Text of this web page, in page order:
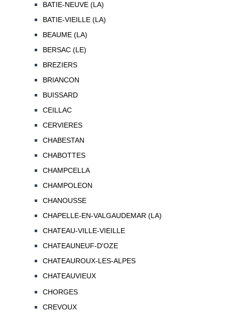
BATIE-NEUVE (LA)
BATIE-VIEILLE (LA)
BEAUME (LA)
BERSAC (LE)
BREZIERS
BRIANCON
BUISSARD
CEILLAC
CERVIERES
CHABESTAN
CHABOTTES
CHAMPCELLA
CHAMPOLEON
CHANOUSSE
CHAPELLE-EN-VALGAUDEMAR (LA)
CHATEAU-VILLE-VIEILLE
CHATEAUNEUF-D'OZE
CHATEAUROUX-LES-ALPES
CHATEAUVIEUX
CHORGES
CREVOUX